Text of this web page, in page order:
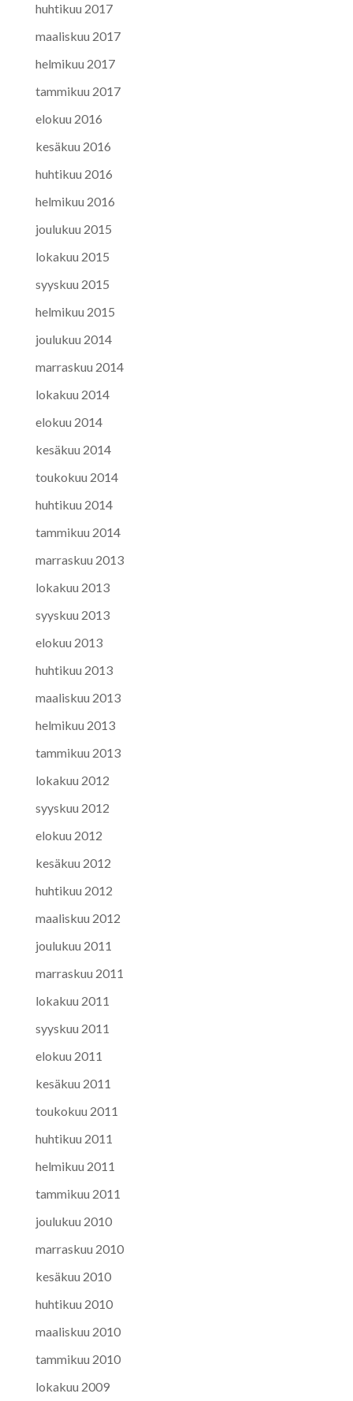
huhtikuu 2017
maaliskuu 2017
helmikuu 2017
tammikuu 2017
elokuu 2016
kesäkuu 2016
huhtikuu 2016
helmikuu 2016
joulukuu 2015
lokakuu 2015
syyskuu 2015
helmikuu 2015
joulukuu 2014
marraskuu 2014
lokakuu 2014
elokuu 2014
kesäkuu 2014
toukokuu 2014
huhtikuu 2014
tammikuu 2014
marraskuu 2013
lokakuu 2013
syyskuu 2013
elokuu 2013
huhtikuu 2013
maaliskuu 2013
helmikuu 2013
tammikuu 2013
lokakuu 2012
syyskuu 2012
elokuu 2012
kesäkuu 2012
huhtikuu 2012
maaliskuu 2012
joulukuu 2011
marraskuu 2011
lokakuu 2011
syyskuu 2011
elokuu 2011
kesäkuu 2011
toukokuu 2011
huhtikuu 2011
helmikuu 2011
tammikuu 2011
joulukuu 2010
marraskuu 2010
kesäkuu 2010
huhtikuu 2010
maaliskuu 2010
tammikuu 2010
lokakuu 2009